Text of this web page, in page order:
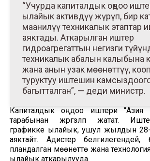
“Учурда капиталдык оңдоо
ылайык активдүү жүрүп, бир
маанилүү техникалык этаптар
аяктады. Аткарылган иштер
гидроагрегаттын негизги
техникалык абалын калыбына
жана анын узак мөөнөттүү,
туруктуу иштешин
багытталган”, — деди министр.
Капиталдык оңдоо иштери
тарабынан жүргүзүлүп жатат.
графикке ылайык, ушул жылдын
аяктайт. Адистер
пландалган мөөнөттө жана
ылайык аткарылууда.